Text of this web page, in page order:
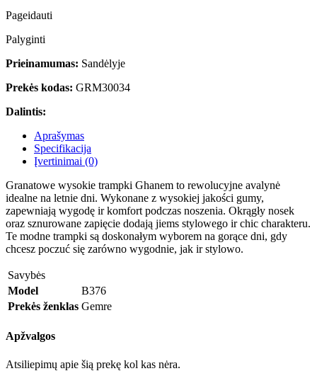
Pageidauti
Palyginti
Prieinamumas: Sandėlyje
Prekės kodas: GRM30034
Dalintis:
Aprašymas
Specifikacija
Įvertinimai (0)
Granatowe wysokie trampki Ghanem to rewolucyjne avalynė
idealne na letnie dni. Wykonane z wysokiej jakości gumy,
zapewniają wygodę ir komfort podczas noszenia. Okrągły nosek
oraz sznurowane zapięcie dodają jiems stylowego ir chic charakteru.
Te modne trampki są doskonałym wyborem na gorące dni, gdy
chcesz poczuć się zarówno wygodnie, jak ir stylowo.
Savybės
Model
B376
Prekės ženklas Gemre
Apžvalgos
Atsiliepimų apie šią prekę kol kas nėra.